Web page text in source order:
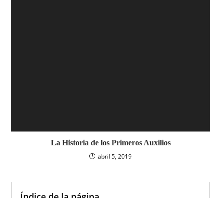
La Historia de los Primeros Auxilios
abril 5, 2019